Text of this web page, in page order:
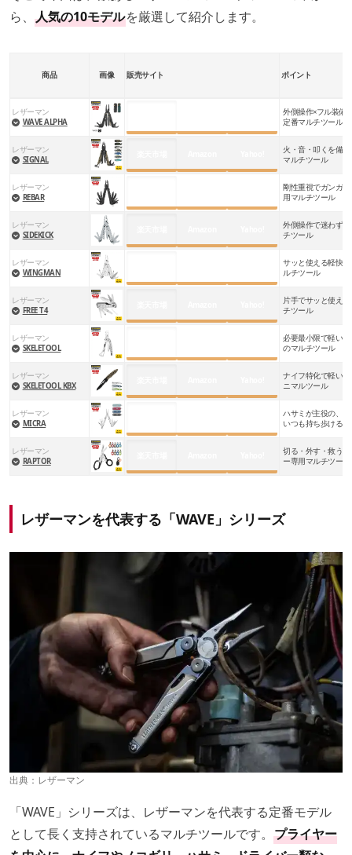
ら、 人気の10モデルを厳選して紹介します。
商品 画像 販売サイト ポイント
レザーマン
WAVE ALPHA
外側操作×フル装備
定番マルチツール
レザーマン
SIGNAL
火・音・叩くを備
マルチツール
レザーマン
REBAR
剛性重視でガンガ
用マルチツール
レザーマン
SIDEKICK
外側操作で迷わず
チツール
レザーマン
WINGMAN
サッと使える軽快
ルチツール
レザーマン
FREE T4
片手でサッと使え
チツール
レザーマン
SKELETOOL
必要最小限で軽い
のマルチツール
レザーマン
SKELETOOL KBX
ナイフ特化で軽い
ニマルツール
レザーマン
MICRA
ハサミが主役の、
いつも持ち歩ける
レザーマン
RAPTOR
切る・外す・救う
ー専用マルチツール
レザーマンを代表する「WAVE」シリーズ
出典： レザーマン
「WAVE」シリーズは、レザーマンを代表する定番モデル
として長く支持されているマルチツールです。 プライヤー